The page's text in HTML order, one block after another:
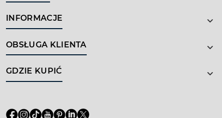
INFORMACJE
OBSŁUGA KLIENTA
GDZIE KUPIĆ